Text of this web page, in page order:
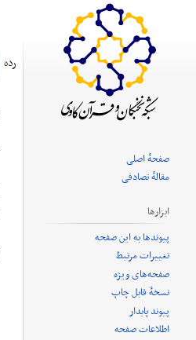
رده
صفحهٔ اصلی
مقالهٔ تصادفی
ابزارها
پیوندها به این صفحه
تغییرات مرتبط
صفحه‌های ویژه
نسخهٔ قابل چاپ
پیوند پایدار
اطلاعات صفحه